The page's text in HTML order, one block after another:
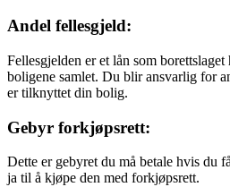
Andel fellesgjeld:
Fellesgjelden er et lån som
boligene samlet. Du blir ansvarlig for
er tilknyttet din bolig.
Gebyr forkjøpsrett:
Dette er gebyret du må betale hvis du
ja til å kjøpe den med forkjøpsrett.